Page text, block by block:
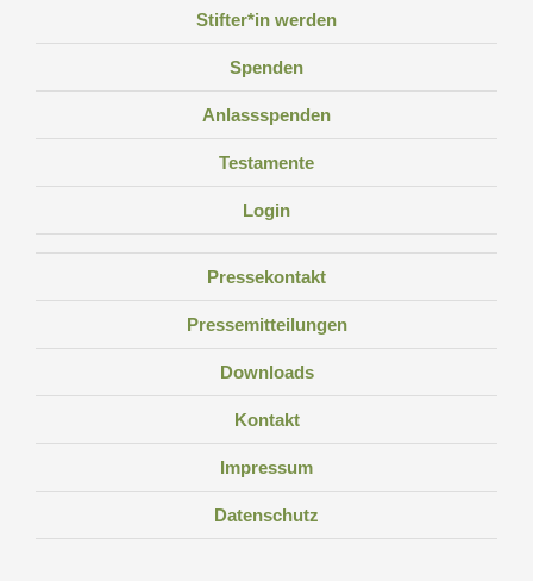
Stifter*in werden
Spenden
Anlassspenden
Testamente
Login
Pressekontakt
Pressemitteilungen
Downloads
Kontakt
Impressum
Datenschutz